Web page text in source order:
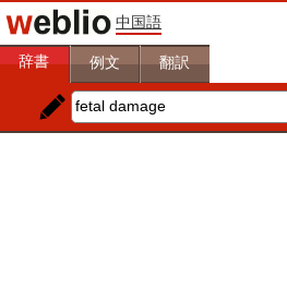
中国語
辞書 例文 翻訳